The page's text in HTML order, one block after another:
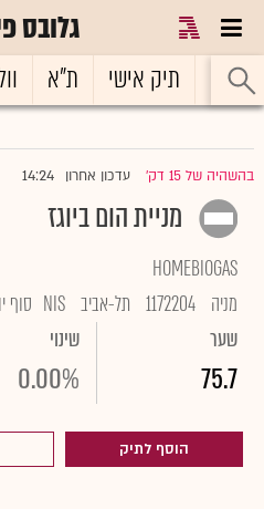
גלובס
ראשי תיק אישי ת"א
בהשהיה של 15 דק' עדכון אחרון 14:24
מניית הום ביוגז
HOMEBIOGAS
מניה 1172204 תל-אביב NIS סוף
שער
75.7
שינוי
0.00%
הוסף לתיק